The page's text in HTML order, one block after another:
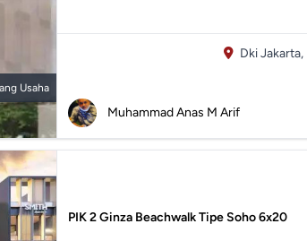
Usaha
Dki Jakarta,
Muhammad Anas M Arif
PIK 2 Ginza Beachwalk Tipe Soho 6x20